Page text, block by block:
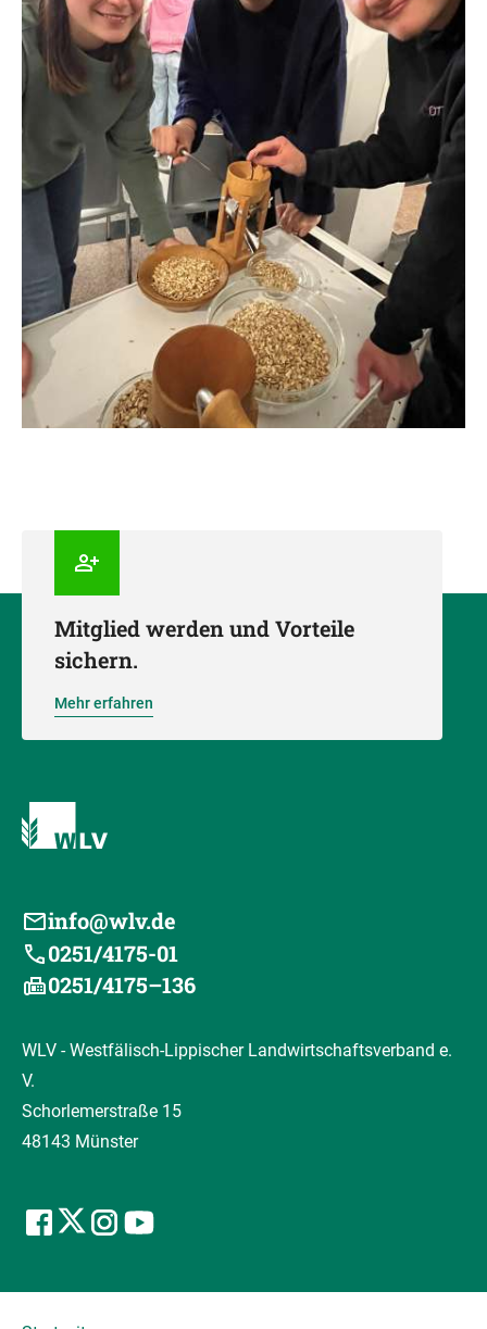
Mitglied werden und Vorteile
sichern.
Mehr erfahren
info@wlv.de
0251/4175-01
0251/4175–136
WLV - Westfälisch-Lippischer Landwirtschaftsverband e.
V.
Schorlemerstraße 15
48143 Münster